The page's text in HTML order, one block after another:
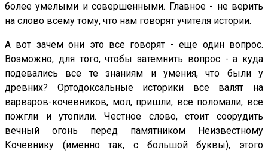
более умелыми и совершенными. Главное - не верить
на слово всему тому, что нам говорят учителя истории.
А вот зачем они это все говорят - еще один вопрос.
Возможно, для того, чтобы затемнить вопрос - а куда
подевались все те знаниям и умения, что были у
древних? Ортодоксальные историки все валят на
варваров-кочевников, мол, пришли, все поломали, все
пожгли и утопили. Честное слово, стоит соорудить
вечный огонь перед памятником Неизвестному
Кочевнику (именно так, с большой буквы), этого